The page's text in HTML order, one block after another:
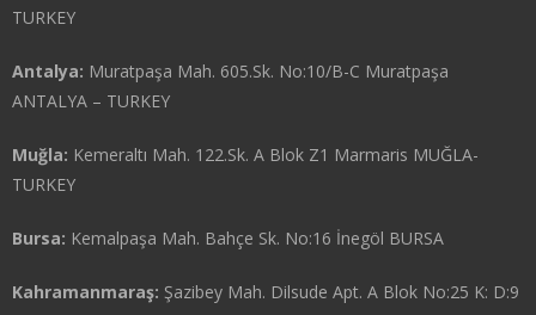
TURKEY
Antalya: Muratpaşa Mah. 605.Sk. No:10/B-C Muratpaşa
ANTALYA – TURKEY
Muğla: Kemeraltı Mah. 122.Sk. A Blok Z1 Marmaris MUĞLA-
TURKEY
Bursa: Kemalpaşa Mah. Bahçe Sk. No:16 İnegöl BURSA
Kahramanmaraş: Şazibey Mah. Dilsude Apt. A Blok No:25 K: D:9